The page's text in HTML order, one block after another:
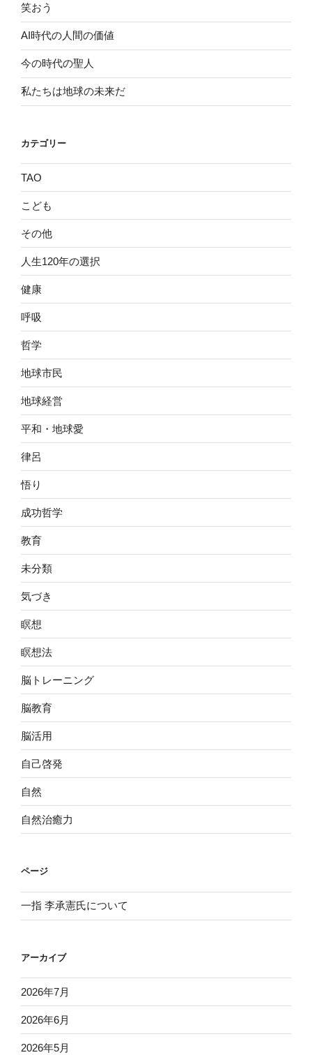
笑おう
AI時代の人間の価値
今の時代の聖人
私たちは地球の未来だ
カテゴリー
TAO
こども
その他
人生120年の選択
健康
呼吸
哲学
地球市民
地球経営
平和・地球愛
律呂
悟り
成功哲学
教育
未分類
気づき
瞑想
瞑想法
脳トレーニング
脳教育
脳活用
自己啓発
自然
自然治癒力
ページ
一指 李承憲氏について
アーカイブ
2026年7月
2026年6月
2026年5月